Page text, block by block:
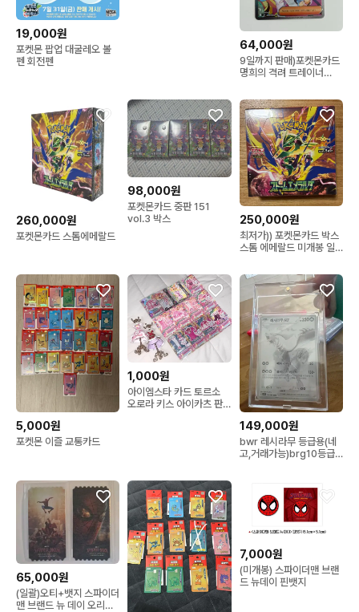
19,000원
포켓몬 팝업 대굴레오 볼
펜 회전펜
64,000원
9일까지 판매)포켓몬카드
명희의 격려 트레이너
260,000원
포켓몬카드 스톰에메랄드
98,000원
포켓몬카드 중판 151
vol.3 박스
250,000원
최저가)) 포켓몬카드 박스
스톰 에메랄드 미개봉 일
5,000원
포켓몬 이즐 교통카드
1,000원
아이엠스타 카드 토르소
오로라 키스 아이카츠 판
149,000원
bwr 레시라무 등급용(네
고,거래가능)brg10등급
65,000원
(일괄)오티+뱃지 스파이더
맨 브랜드 뉴 데이 오리지
7,000원
(미개봉) 스파이더맨 브랜
드 뉴데이 핀뱃지